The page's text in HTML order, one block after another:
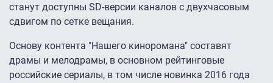
станут доступны SD-версии каналов с двухчасовым
сдвигом по сетке вещания.
Основу контента "Нашего киноромана" составят
драмы и мелодрамы, в основном рейтинговые
российские сериалы, в том числе новинка 2016 года